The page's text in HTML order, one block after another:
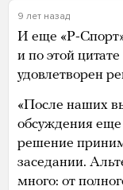
9 лет назад
И еще «Р-
и по этой
удовлетворен
«После наших
обсуждения
решение
заседании.
много: от